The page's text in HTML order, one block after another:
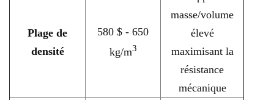
Plage de
densité
580 $ - 650
kg/m3
masse/volume
élevé
maximisant la
résistance
mécanique